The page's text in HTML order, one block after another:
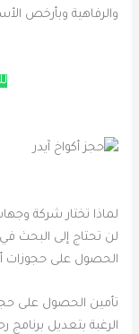
والرفاهية وبأرخص
لماذا تختار شركة
لن تحتاج إلى البحث
الحصول على حجوزات
تأمين الحصول على
الرغبة بتعديل برنامج